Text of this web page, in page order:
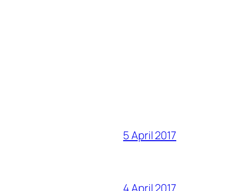
5 April 2017
4 April 2017